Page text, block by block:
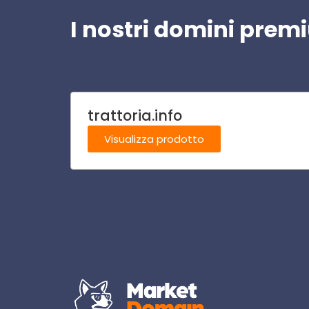
I nostri domini
trattoria.info
Visualizza prodotto